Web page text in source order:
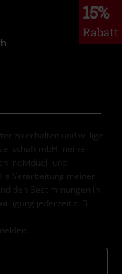
15%
Rabatt
zu erhalten und willige
mbH meine
individuell und
Verarbeitung meiner
den Bestimmungen in
jederzeit z. B.